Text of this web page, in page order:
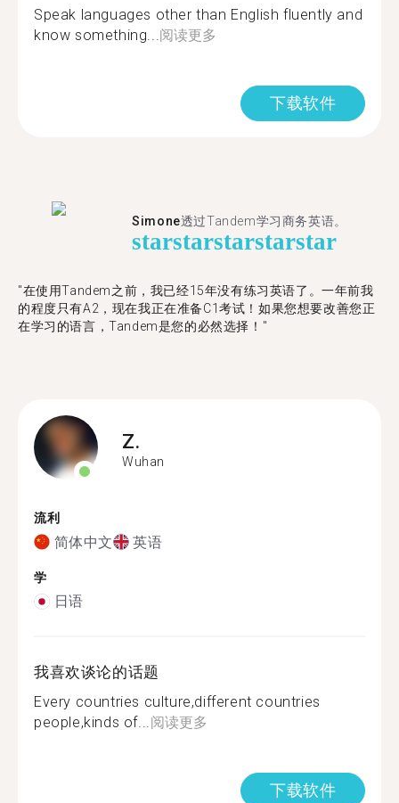
Speak languages other than English fluently and
know something...阅读更多
下载软件
Simone透过Tandem学习商务英语。
starstarstarstarstar
"在使用Tandem之前，我已经15年没有练习英语了。一年前我
的程度只有A2，现在我正在准备C1考试！如果您想要改善您正
在学习的语言，Tandem是您的必然选择！"
Z.
Wuhan
流利
简体中文 英语
学
日语
我喜欢谈论的话题
Every countries culture,different countries
people,kinds of...阅读更多
下载软件